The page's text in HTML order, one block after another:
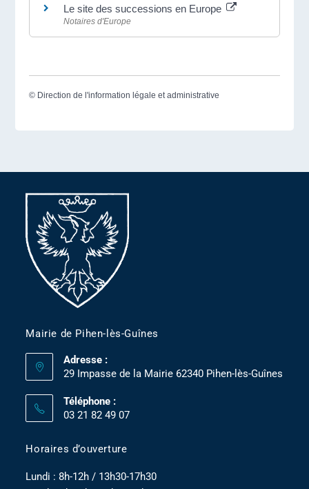
Le site des successions en Europe
Notaires d'Europe
© Direction de l'information légale et administrative
Mairie de Pihen-lès-Guînes
Adresse :
29 Impasse de la Mairie 62340 Pihen-lès-Guînes
Téléphone :
03 21 82 49 07
Horaires d’ouverture
Lundi : 8h-12h / 13h30-17h30